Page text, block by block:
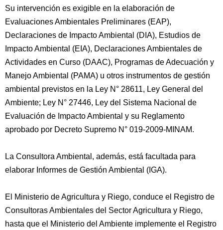
Su intervención es exigible en la elaboración de
Evaluaciones Ambientales Preliminares (EAP),
Declaraciones de Impacto Ambiental (DIA), Estudios de
Impacto Ambiental (EIA), Declaraciones Ambientales de
Actividades en Curso (DAAC), Programas de Adecuación y
Manejo Ambiental (PAMA) u otros instrumentos de gestión
ambiental previstos en la Ley N° 28611, Ley General del
Ambiente; Ley N° 27446, Ley del Sistema Nacional de
Evaluación de Impacto Ambiental y su Reglamento
aprobado por Decreto Supremo N° 019-2009-MINAM.
La Consultora Ambiental, además, está facultada para
elaborar Informes de Gestión Ambiental (IGA).
El Ministerio de Agricultura y Riego, conduce el Registro de
Consultoras Ambientales del Sector Agricultura y Riego,
hasta que el Ministerio del Ambiente implemente el Registro